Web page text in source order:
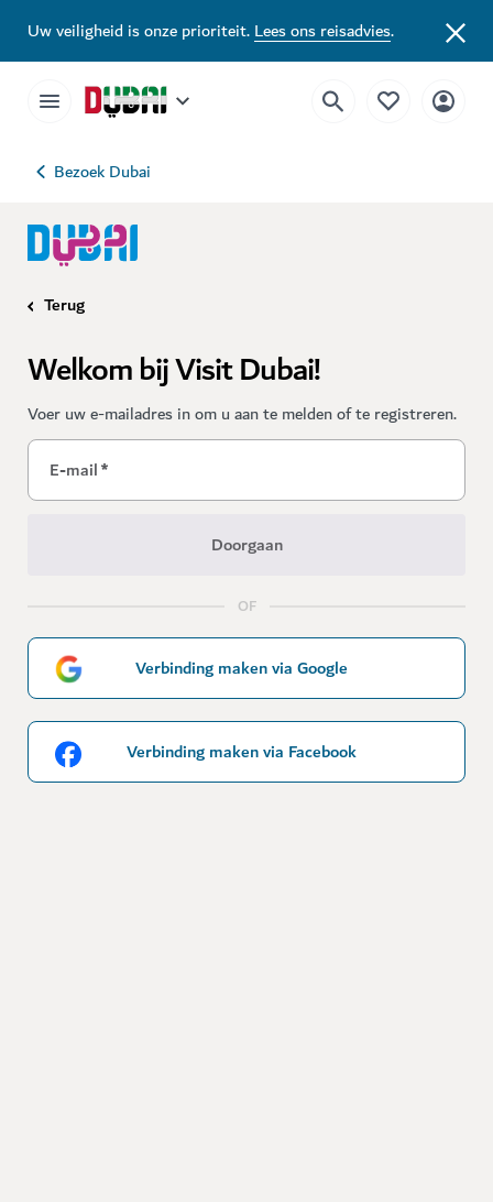
Uw veiligheid is onze prioriteit.Lees ons reisadvies.
Bezoek Dubai
Terug
Welkom bij Visit Dubai!
Voer uw e-mailadres in om u aan te melden of te registreren.
E-mail*
Doorgaan
OF
Verbinding maken via Google
Verbinding maken via Facebook